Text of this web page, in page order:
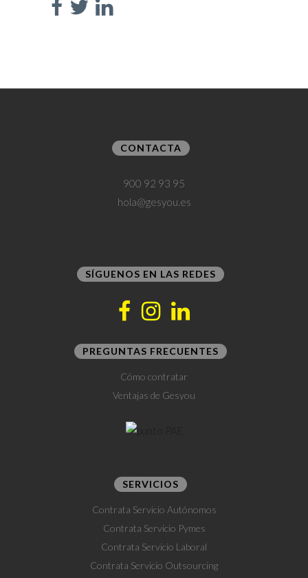
CONTACTA
900 92 93 95
hola@gesyou.es
SÍGUENOS EN LAS REDES
PREGUNTAS FRECUENTES
Cómo contratar
Ventajas de Gesyou
SERVICIOS
Contrata Servicio Autónomos
Contrata Servicio Pymes
Contrata Servicio Laboral
Contrata Servicio Outsourcing